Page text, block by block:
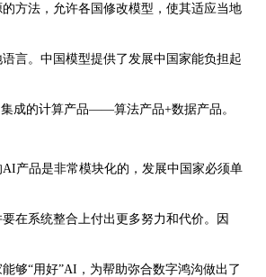
方法，允许各国修改模型，使其适应当地
言。中国模型提供了发展中国家能负担起
集成的计算产品——算法产品+数据产品。
产品是非常模块化的，发展中国家必须单
在系统整合上付出更多努力和代价。因
够“用好”AI，为帮助弥合数字鸿沟做出了